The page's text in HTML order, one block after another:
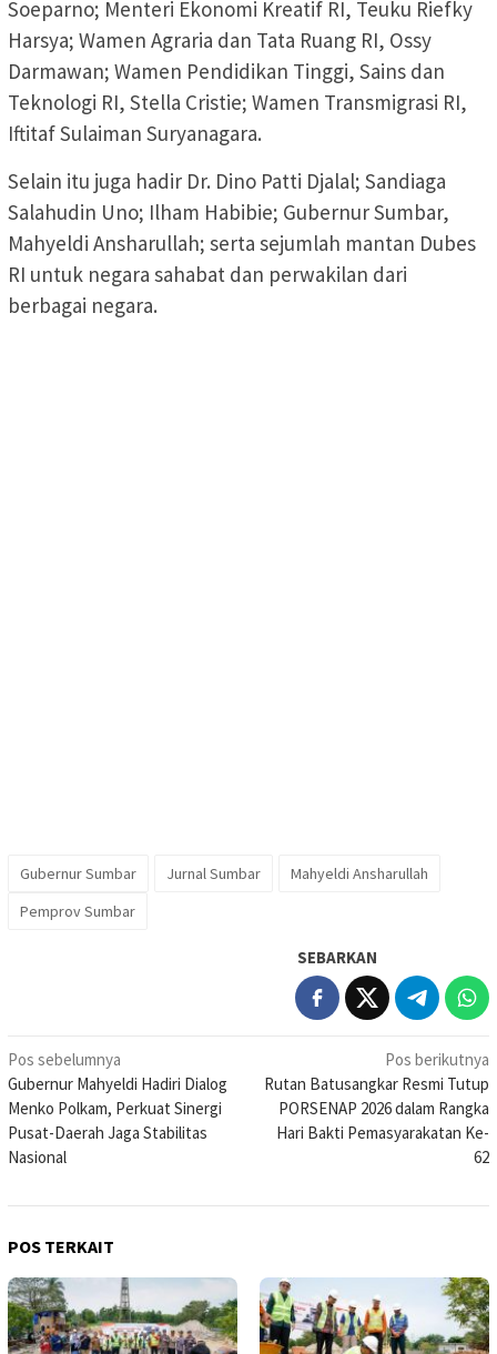
Soeparno; Menteri Ekonomi Kreatif RI, Teuku Riefky
Harsya; Wamen Agraria dan Tata Ruang RI, Ossy
Darmawan; Wamen Pendidikan Tinggi, Sains dan
Teknologi RI, Stella Cristie; Wamen Transmigrasi RI,
Iftitaf Sulaiman Suryanagara.
Selain itu juga hadir Dr. Dino Patti Djalal; Sandiaga
Salahudin Uno; Ilham Habibie; Gubernur Sumbar,
Mahyeldi Ansharullah; serta sejumlah mantan Dubes
RI untuk negara sahabat dan perwakilan dari
berbagai negara.
Gubernur Sumbar Jurnal Sumbar
Mahyeldi Ansharullah
Pemprov Sumbar
SEBARKAN
Navigasi
pos
Pos sebelumnya
Gubernur Mahyeldi Hadiri Dialog
Menko Polkam, Perkuat Sinergi
Pusat-Daerah Jaga Stabilitas
Nasional
Pos berikutnya
Rutan Batusangkar Resmi Tutup
PORSENAP 2026 dalam Rangka
Hari Bakti Pemasyarakatan Ke-
62
POS TERKAIT